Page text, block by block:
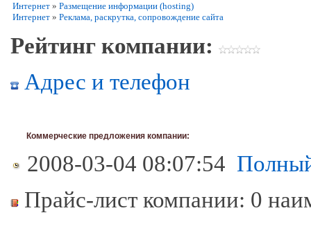
Интернет » Размещение информации (hosting)
Интернет » Реклама, раскрутка, сопровождение сайта
Рейтинг компании:
Адрес и телефон
Коммерческие предложения компании:
2008-03-04 08:07:54
Прайс-лист компании: 0